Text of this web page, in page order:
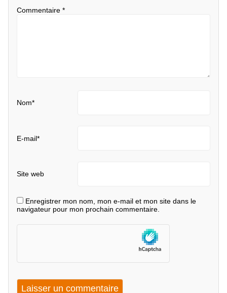
Commentaire *
Nom*
E-mail*
Site web
Enregistrer mon nom, mon e-mail et mon site dans le
navigateur pour mon prochain commentaire.